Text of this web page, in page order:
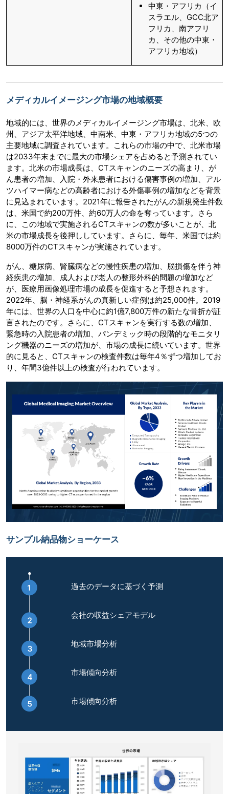
中東・アフリカ（イ
スラエル、GCC北ア
フリカ、南アフリ
カ、その他の中東・
アフリカ地域）
メディカルイメージング市場の地域概要
地域的には、世界のメディカルイメージング市場は、北米、欧
州、アジア太平洋地域、中南米、中東・アフリカ地域の5つの
主要地域に調査されています。これらの市場の中で、北米市場
は2033年末までに最大の市場シェアを占めると予測されてい
ます。北米の市場成長は、CTスキャンのニーズの高まり、が
ん患者の増加、入院・外来患者における傷害事例の増加、アル
ツハイマー病などの高齢者における外傷事例の増加などを背景
に見込まれています。2021年に報告されたがんの新規発生件数
は、米国で約200万件、約60万人の命を奪っています。さら
に、この地域で実施されるCTスキャンの数が多いことが、北
米の市場成長を後押ししています。さらに、毎年、米国では約
8000万件のCTスキャンが実施されています。
がん、糖尿病、腎臓病などの慢性疾患の増加、脳損傷を伴う神
経疾患の増加、成人および老人の整形外科的問題の増加など
が、医療用画像処理市場の成長を促進すると予想されます。
2022年、脳・神経系がんの真新しい症例は約25,000件。2019
年には、世界の人口を中心に約1億7,800万件の新たな骨折が証
言されたのです。さらに、CTスキャンを実行する数の増加、
緊急時の入院患者の増加、パンデミック時の段階的なモニタリ
ング機器のニーズの増加が、市場の成長に続いています。世界
的に見ると、CTスキャンの検査件数は毎年4％ずつ増加してお
り、年間3億件以上の検査が行われています。
サンプル納品物ショーケース
過去のデータに基づく予測
会社の収益シェアモデル
地域市場分析
市場傾向分析
市場傾向分析